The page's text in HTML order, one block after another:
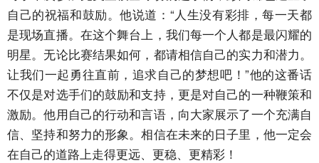
自己的祝福和鼓励。他说道：“人生没有彩排，每一天都
是现场直播。在这个舞台上，我们每一个人都是最闪耀的
明星。无论比赛结果如何，都请相信自己的实力和潜力。
让我们一起勇往直前，追求自己的梦想吧！”他的这番话
不仅是对选手们的鼓励和支持，更是对自己的一种鞭策和
激励。他用自己的行动和言语，向大家展示了一个充满自
信、坚持和努力的形象。相信在未来的日子里，他一定会
在自己的道路上走得更远、更稳、更精彩！